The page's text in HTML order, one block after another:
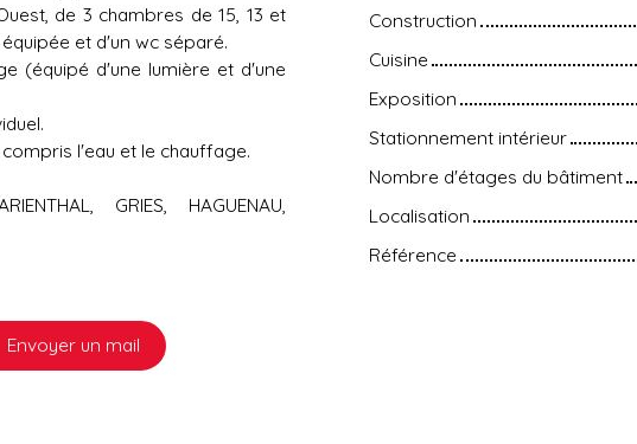
de 3 chambres de 15, 13 et
et d'un wc séparé.
(équipé d'une lumière et d'une
l'eau et le chauffage.
GRIES, HAGUENAU,
Envoyer un mail
Construction
Cuisine
Exposition
Stationnement intérieur
Nombre d'étages du bâtiment
Localisation
Référence